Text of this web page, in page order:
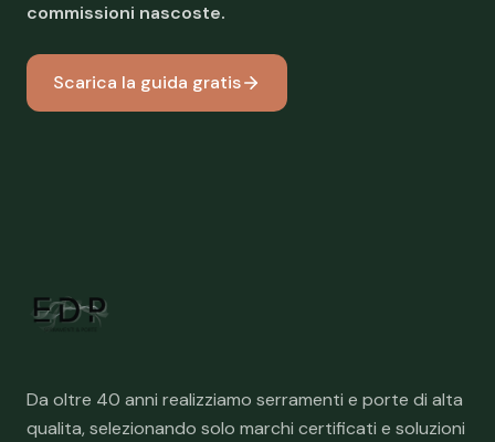
commissioni nascoste.
Scarica la guida gratis
Da oltre 40 anni realizziamo serramenti e porte di alta
qualita, selezionando solo marchi certificati e soluzioni